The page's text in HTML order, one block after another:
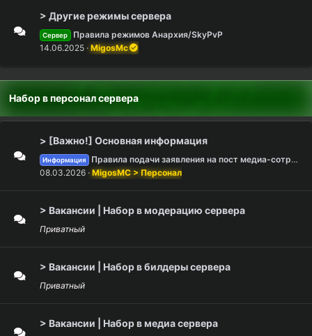
> Другие режимы сервера
Сервер
Правила режимов Анархия/SkyPvP
14.06.2025 MigosMc
Набор в персонал сервера
> [Важно!] Основная информация
Информация
Правила подачи заявления на пост медиа-сотрудника
08.03.2026 MigosMC > Персонал
> Вакансии | Набор в модерацию сервера
Приватный
> Вакансии | Набор в билдеры сервера
Приватный
> Вакансии | Набор в медиа сервера